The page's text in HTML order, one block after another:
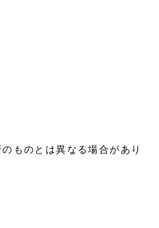
ものとは異なる場合があり